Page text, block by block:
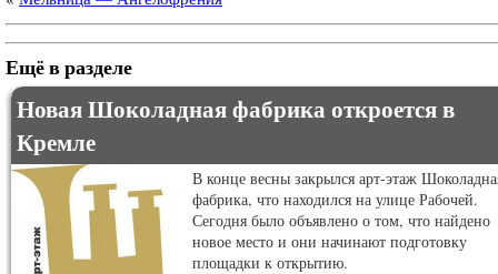
Ещё в разделе
Новая Шоколадная фабрика откроется в
Кремле
В конце весны закрылся арт-этаж
фабрика, что находился на улице Рабочей.
Сегодня было объявлено о том, что найдено
новое место и они начинают подготовку
площадки к открытию.